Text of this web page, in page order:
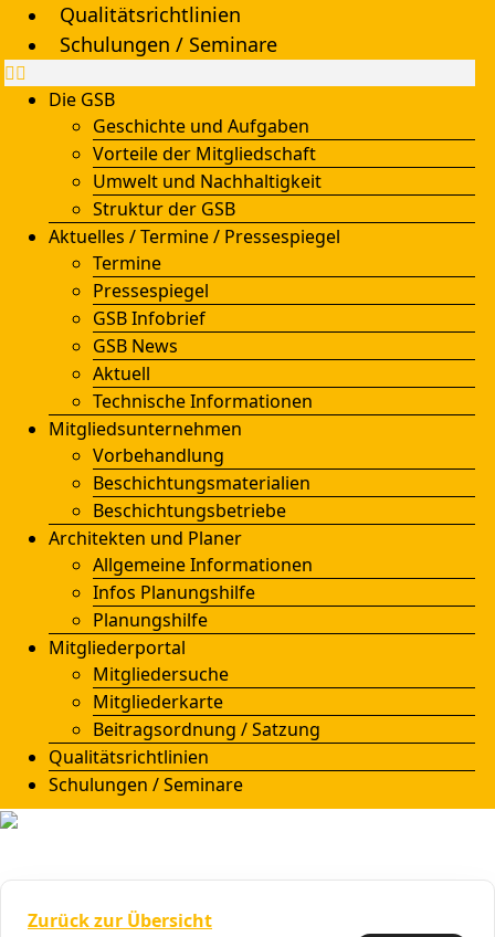
Qualitätsrichtlinien
Schulungen / Seminare
Die GSB
Geschichte und Aufgaben
Vorteile der Mitgliedschaft
Umwelt und Nachhaltigkeit
Struktur der GSB
Aktuelles / Termine / Pressespiegel
Termine
Pressespiegel
GSB Infobrief
GSB News
Aktuell
Technische Informationen
Mitgliedsunternehmen
Vorbehandlung
Beschichtungsmaterialien
Beschichtungsbetriebe
Architekten und Planer
Allgemeine Informationen
Infos Planungshilfe
Planungshilfe
Mitgliederportal
Mitgliedersuche
Mitgliederkarte
Beitragsordnung / Satzung
Qualitätsrichtlinien
Schulungen / Seminare
Zurück zur Übersicht